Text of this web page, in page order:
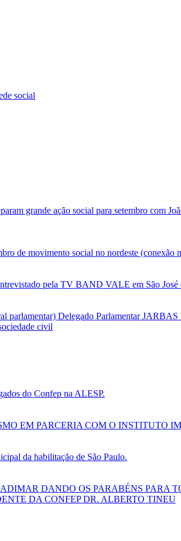
social
grande ação social para setembro com
de movimento social no nordeste (conexão
pela TV BAND VALE em São José
parlamentar) Delegado Parlamentar
civil
do Confep na ALESP.
EM PARCERIA COM O INSTITUTO
da habilitação de São Paulo.
DANDO OS PARABÉNS PARA
DA CONFEP DR. ALBERTO TINEU